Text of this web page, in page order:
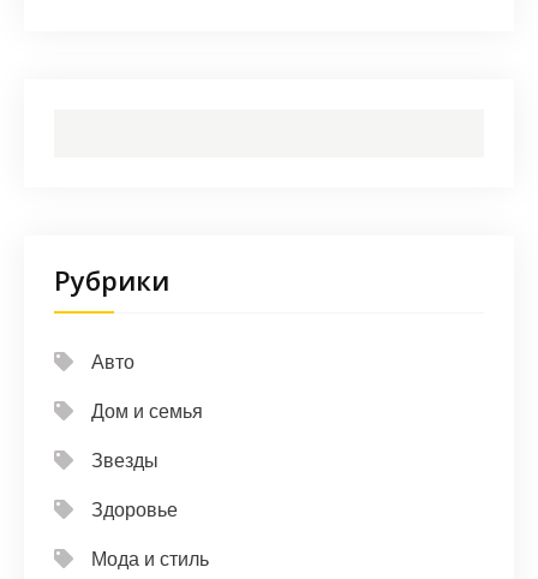
Рубрики
Авто
Дом и семья
Звезды
Здоровье
Мода и стиль